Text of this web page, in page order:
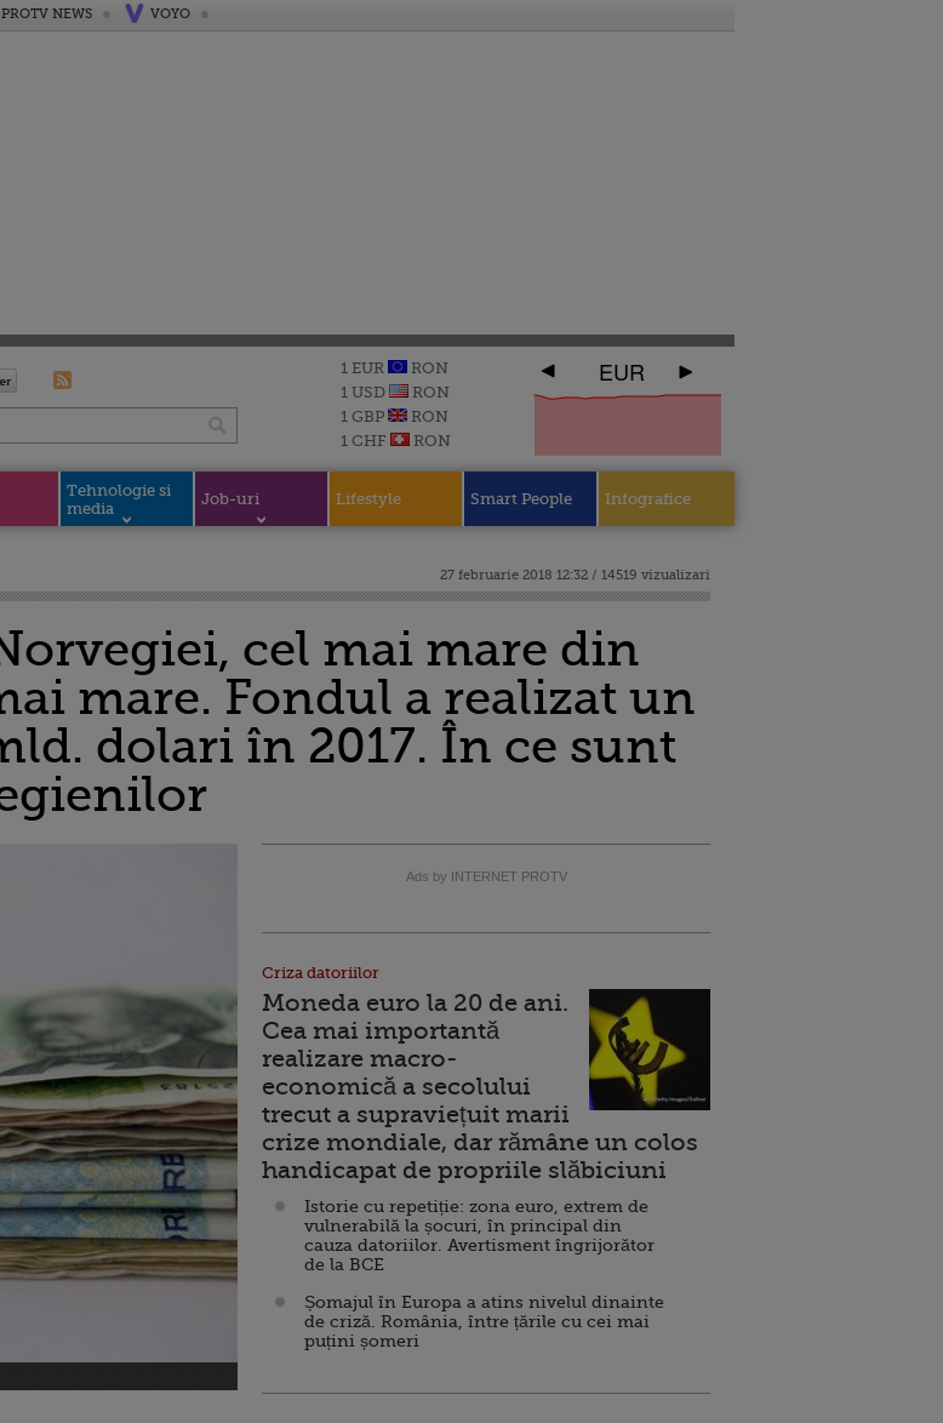
PROTV NEWS VOYO
1 EUR
RON
1 USD
RON
1 GBP
RON
1 CHF
RON
EUR
Tehnologie si
media
Job-uri Lifestyle Smart People Infografice
27 februarie 2018 12:32 / 14519 vizualizari
cel mai mare din
mare. Fondul a realizat un
dolari în 2017. În ce sunt
Ads by INTERNET PROTV
Criza datoriilor
Moneda euro la 20 de ani.
Cea mai importantă
realizare macro-
economică a secolului
trecut a supraviețuit marii
crize mondiale, dar rămâne un colos
handicapat de propriile slăbiciuni
Istorie cu repetiție: zona euro, extrem de
vulnerabilă la șocuri, în principal din
cauza datoriilor. Avertisment îngrijorător
de la BCE
Șomajul în Europa a atins nivelul dinainte
de criză. România, între țările cu cei mai
puțini șomeri